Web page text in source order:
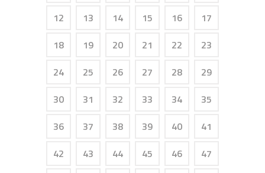
12
13 14 15 16
17
18
19 20 21 22
23
24
25 26 27 28
29
30
31 32 33 34
35
36
37 38 39 40
41
42
43 44 45 46
47